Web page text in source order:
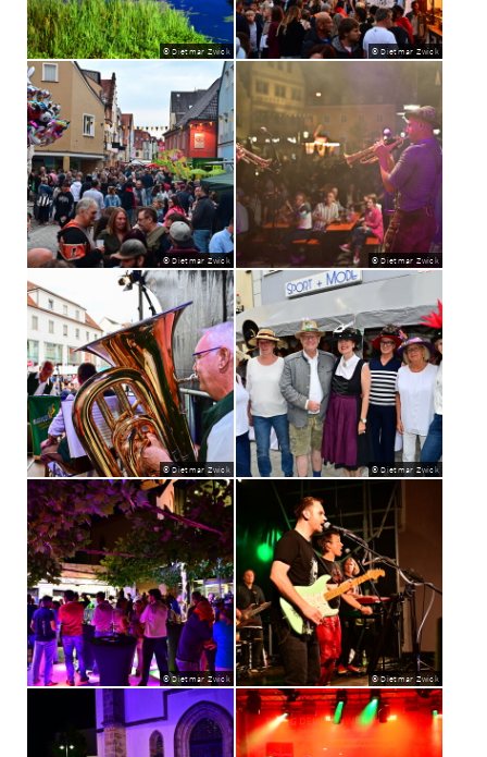
© Dietmar Zwick © Dietmar Zwick
© Dietmar Zwick © Dietmar Zwick
© Dietmar Zwick © Dietmar Zwick
© Dietmar Zwick © Dietmar Zwick